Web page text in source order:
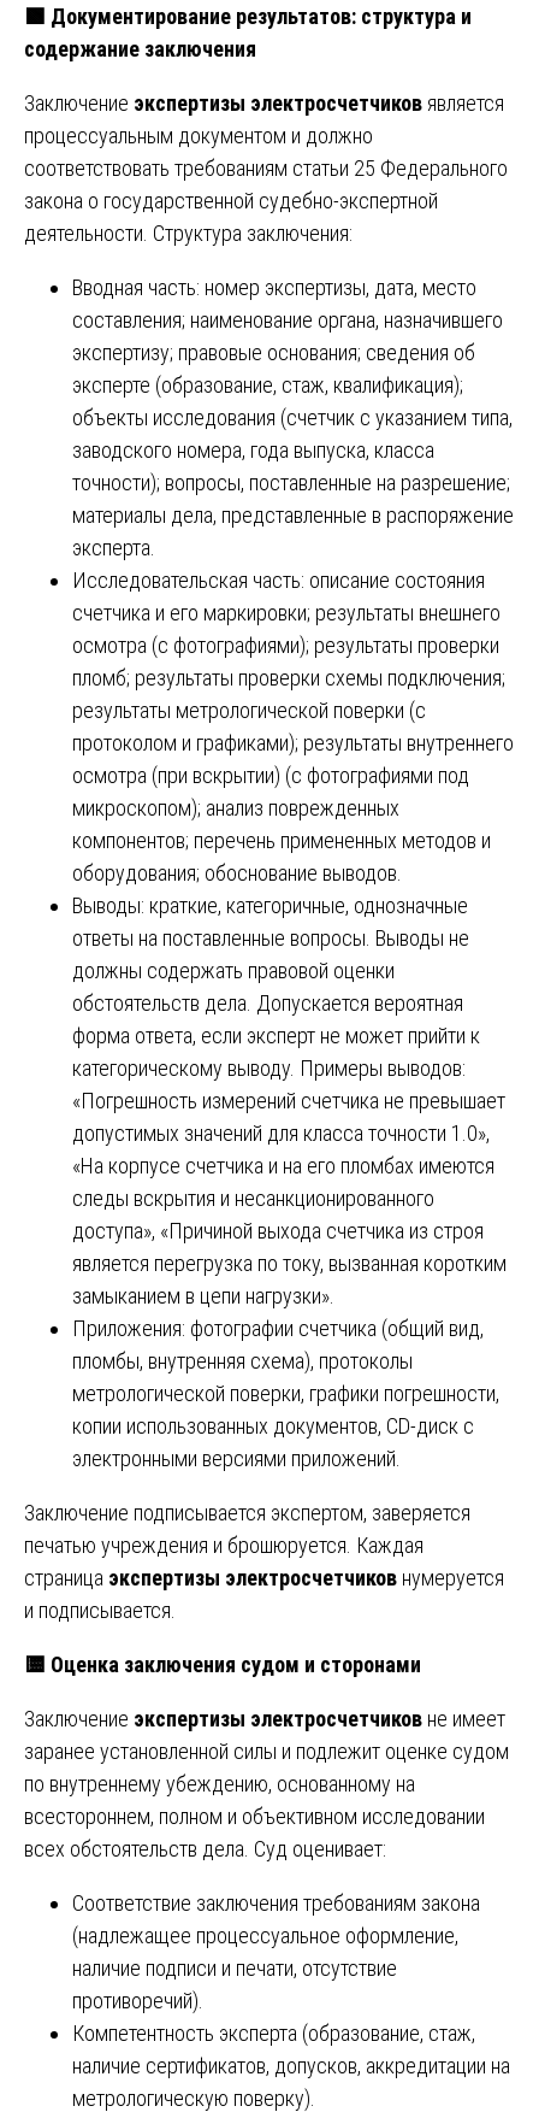
🟩 Документирование результатов: структура и
содержание заключения
Заключение экспертизы электросчетчиков является
процессуальным документом и должно
соответствовать требованиям статьи 25 Федерального
закона о государственной судебно-экспертной
деятельности. Структура заключения:
Вводная часть: номер экспертизы, дата, место
составления; наименование органа, назначившего
экспертизу; правовые основания; сведения об
эксперте (образование, стаж, квалификация);
объекты исследования (счетчик с указанием типа,
заводского номера, года выпуска, класса
точности); вопросы, поставленные на разрешение;
материалы дела, представленные в распоряжение
эксперта.
Исследовательская часть: описание состояния
счетчика и его маркировки; результаты внешнего
осмотра (с фотографиями); результаты проверки
пломб; результаты проверки схемы подключения;
результаты метрологической поверки (с
протоколом и графиками); результаты внутреннего
осмотра (при вскрытии) (с фотографиями под
микроскопом); анализ поврежденных
компонентов; перечень примененных методов и
оборудования; обоснование выводов.
Выводы: краткие, категоричные, однозначные
ответы на поставленные вопросы. Выводы не
должны содержать правовой оценки
обстоятельств дела. Допускается вероятная
форма ответа, если эксперт не может прийти к
категорическому выводу. Примеры выводов:
«Погрешность измерений счетчика не превышает
допустимых значений для класса точности 1.0»,
«На корпусе счетчика и на его пломбах имеются
следы вскрытия и несанкционированного
доступа», «Причиной выхода счетчика из строя
является перегрузка по току, вызванная коротким
замыканием в цепи нагрузки».
Приложения: фотографии счетчика (общий вид,
пломбы, внутренняя схема), протоколы
метрологической поверки, графики погрешности,
копии использованных документов, CD-диск с
электронными версиями приложений.
Заключение подписывается экспертом, заверяется
печатью учреждения и брошюруется. Каждая
страница экспертизы электросчетчиков нумеруется
и подписывается.
🟨 Оценка заключения судом и сторонами
Заключение экспертизы электросчетчиков не имеет
заранее установленной силы и подлежит оценке судом
по внутреннему убеждению, основанному на
всестороннем, полном и объективном исследовании
всех обстоятельств дела. Суд оценивает:
Соответствие заключения требованиям закона
(надлежащее процессуальное оформление,
наличие подписи и печати, отсутствие
противоречий).
Компетентность эксперта (образование, стаж,
наличие сертификатов, допусков, аккредитации на
метрологическую поверку).